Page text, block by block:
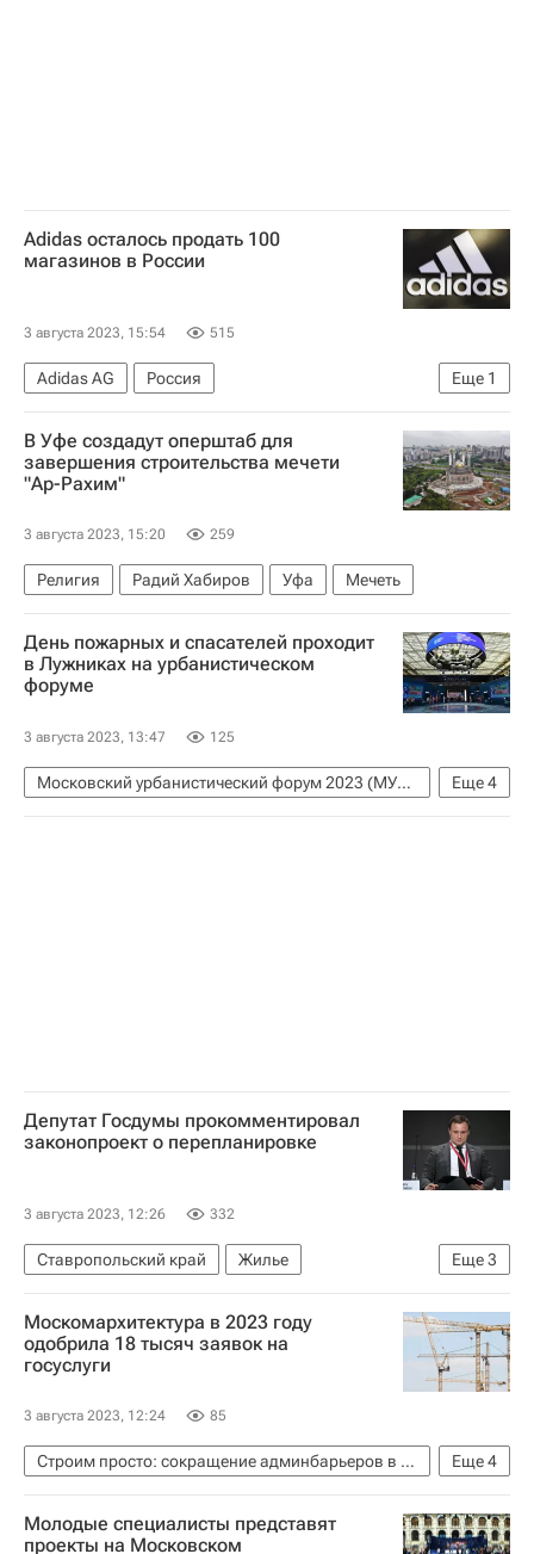
Adidas осталось продать 100
магазинов в России
3 августа 2023, 15:54 515
Еще 1
Adidas AG
Россия
Коммерческая недвижимость
В Уфе создадут оперштаб для
завершения строительства мечети
"Ар-Рахим"
3 августа 2023, 15:20 259
Религия Радий Хабиров Уфа Мечеть
День пожарных и спасателей проходит
в Лужниках на урбанистическом
форуме
3 августа 2023, 13:47 125
Еще4
Московский урбанистический форум 2023 (МУФ 2023)
Городское хозяйство Москвы
Депутат Госдумы прокомментировал
законопроект о перепланировке
3 августа 2023, 12:26 332
Еще3
Ставропольский край
Жилье
Сергей Пахомов
Госдума РФ
Законодательство
Москомархитектура в 2023 году
одобрила 18 тысяч заявок на
госуслуги
3 августа 2023, 12:24 85
Еще4
Строим просто: сокращение админбарьеров в строительстве
Москва
Юлиана Княжевская
Москомархитектура
Строительство
Молодые специалисты представят
проекты на Московском